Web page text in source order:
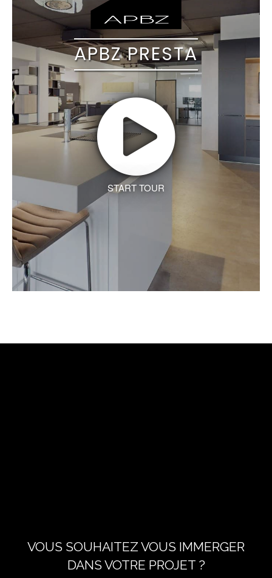
VOUS SOUHAITEZ VOUS IMMERGER
DANS VOTRE PROJET ?